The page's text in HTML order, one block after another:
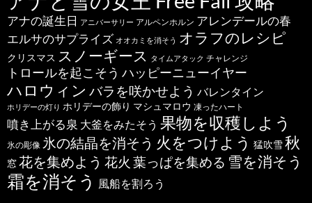
アナの誕生日 アニバーサリー アルペンホルン アレンデールの春
エルサのサプライズ オオカミを消そう オラフのレシピ
クリスマス スノーギース タイムアタック チャレンジ
トロールを起こそう ハッピーニューイヤー
ハロウィン バラを咲かせよう バレンタイン
ホリデーの灯り ホリデーの飾り マシュマロウ 凍ったハート
噴き上がる泉 大釜をみたそう 果物を収穫しよう
氷の彫像 氷の結晶を消そう 火をつけよう 猛吹雪秋
窓花を集めよう 花火 葉っぱを集める 雪を消そう
霜を消そう 風船を割ろう